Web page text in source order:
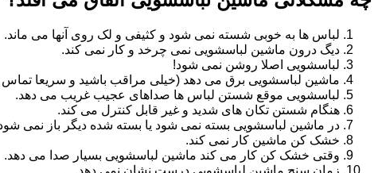
لباس ها به خوبی شسته نمی شود و کثیفی و لک روی آنها می ماند.
دیگ درون ماشین لباسشویی نمی چرخد و کار نمی کند.
لباسشویی اصلا روشن نمی شود!
ماشین لباسشویی برق می دهد (خیلی مراقب باشید و سریعا تماس
لباسشویی موقع شستن لباس ها صداهای عجیب غریب می دهد.
هنگام شستن تکان های شدید و غیر قابل کنترل می کند.
در ماشین لباسشویی بسته نمی شود یا بسته شده دیگر باز نمی
خشک کن ماشین کار نمی کند.
وقتی خشک کن کار می کند ماشین لباسشویی بسیار صدا می دهد.
زمان سنج ماشین لباسشویی درست نشان نمی دهد.